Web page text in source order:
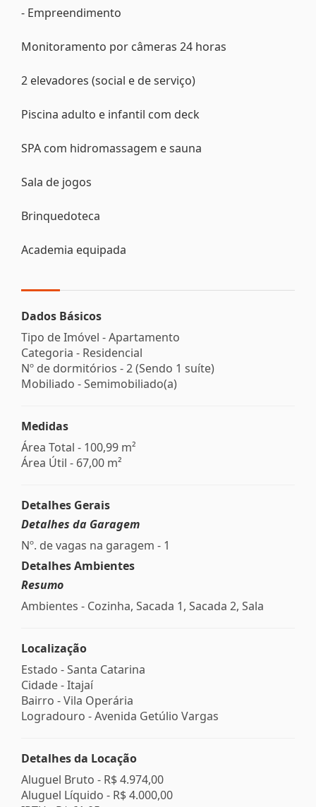
- Empreendimento
Monitoramento por câmeras 24 horas
2 elevadores (social e de serviço)
Piscina adulto e infantil com deck
SPA com hidromassagem e sauna
Sala de jogos
Brinquedoteca
Academia equipada
Dados Básicos
Tipo de Imóvel - Apartamento
Categoria - Residencial
Nº de dormitórios - 2 (Sendo 1 suíte)
Mobiliado - Semimobiliado(a)
Medidas
Área Total - 100,99 m²
Área Útil - 67,00 m²
Detalhes Gerais
Detalhes da Garagem
Nº. de vagas na garagem - 1
Detalhes Ambientes
Resumo
Ambientes - Cozinha, Sacada 1, Sacada 2, Sala
Localização
Estado -Santa Catarina
Cidade -Itajaí
Bairro -Vila Operária
Logradouro -Avenida Getúlio Vargas
Detalhes da Locação
Aluguel Bruto - R$ 4.974,00
Aluguel Líquido - R$ 4.000,00